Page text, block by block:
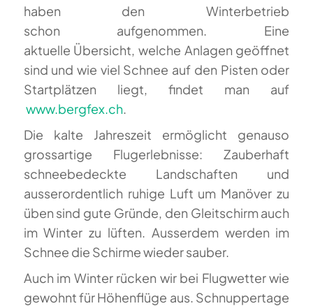
haben den Winterbetrieb
schon aufgenommen. Eine
aktuelle Übersicht, welche Anlagen geöffnet
sind und wie viel Schnee auf den Pisten oder
Startplätzen liegt, findet man auf
www.bergfex.ch.
Die kalte Jahreszeit ermöglicht genauso
grossartige Flugerlebnisse: Zauberhaft
schneebedeckte Landschaften und
ausserordentlich ruhige Luft um Manöver zu
üben sind gute Gründe, den Gleitschirm auch
im Winter zu lüften. Ausserdem werden im
Schnee die Schirme wieder sauber.
Auch im Winter rücken wir bei Flugwetter wie
gewohnt für Höhenflüge aus. Schnuppertage